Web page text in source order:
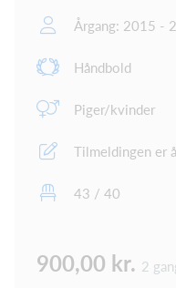
Årgang: 2015 -
Håndbold
Piger/kvinder
Tilmeldingen er
43 / 40
900,00 kr. 2